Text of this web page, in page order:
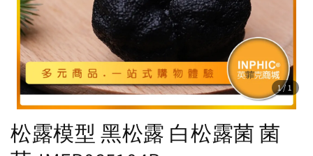
1/1
松露模型 黑松露 白松露菌 菌